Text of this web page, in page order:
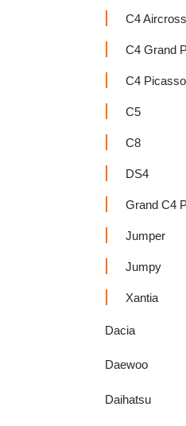
C4 Aircross
C4 Grand
C4 Picasso
C5
C8
DS4
Grand C4
Jumper
Jumpy
Xantia
Dacia
Daewoo
Daihatsu